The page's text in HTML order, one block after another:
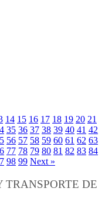
14 15 16 17 18 19 20 21
35 36 37 38 39 40 41 42
56 57 58 59 60 61 62 63
77 78 79 80 81 82 83 84
98 99 Next »
TRANSPORTE DE